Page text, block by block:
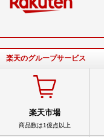
楽天のグループサービス
楽天市場
商品数は1億点以上